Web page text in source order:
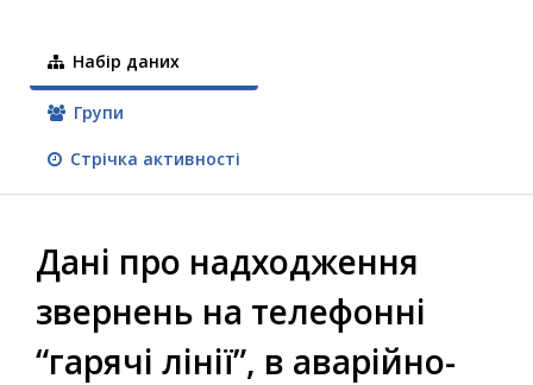
Набір даних
Групи
Стрічка активності
Дані про надходження
звернень на телефонні
“гарячі лінії”, в аварійно-